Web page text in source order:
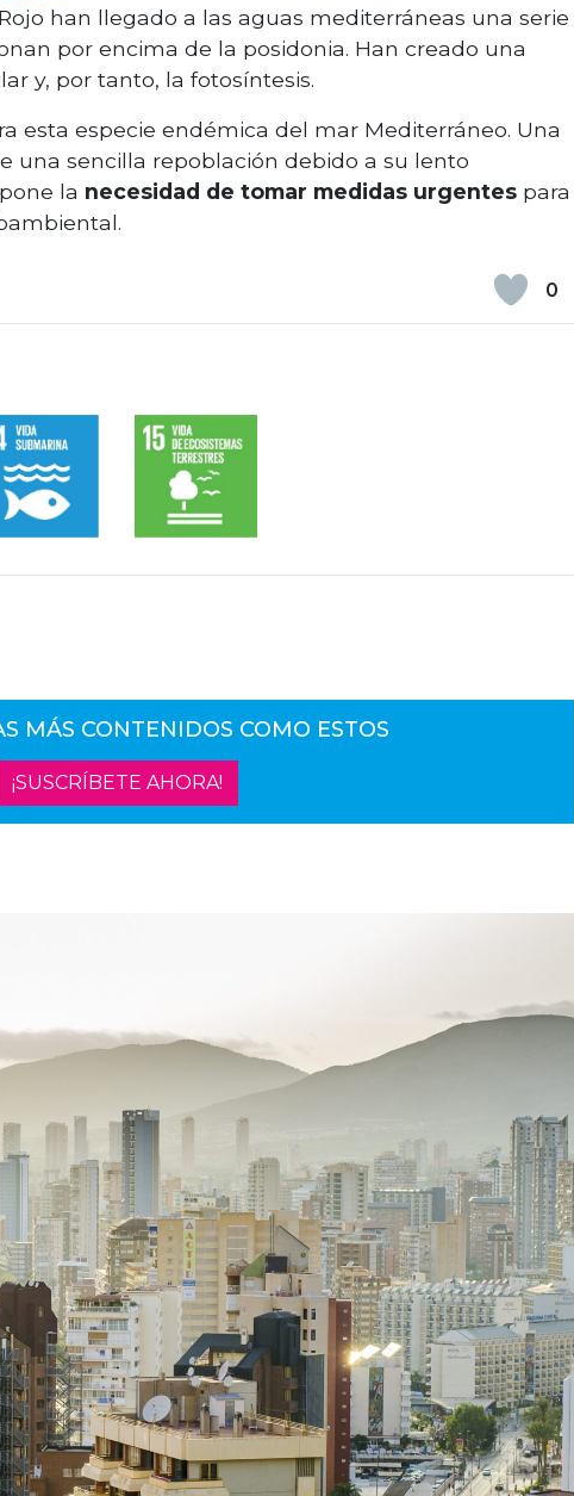
han llegado a las aguas mediterráneas una serie
por encima de la posidonia. Han creado una
y, por tanto, la fotosíntesis.
esta especie endémica del mar Mediterráneo. Una
una sencilla repoblación debido a su lento
la necesidad de tomar medidas urgentes para
0
MÁS CONTENIDOS COMO ESTOS
¡SUSCRÍBETE AHORA!